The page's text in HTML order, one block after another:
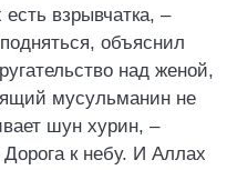
взрывчатка, –
объяснил
над женой,
мусульманин не
шун хурин, –
к небу. И Аллах